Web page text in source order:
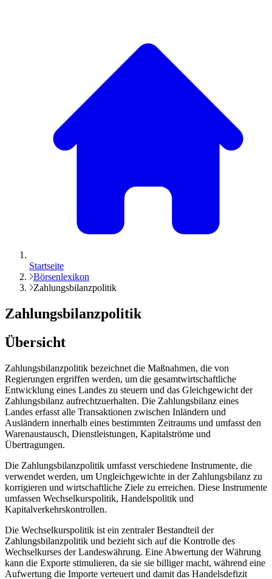
Startseite
Börsenlexikon
Zahlungsbilanzpolitik
Zahlungsbilanzpolitik
Übersicht
Zahlungsbilanzpolitik bezeichnet die Maßnahmen, die von
Regierungen ergriffen werden, um die gesamtwirtschaftliche
Entwicklung eines Landes zu steuern und das Gleichgewicht der
Zahlungsbilanz aufrechtzuerhalten. Die Zahlungsbilanz eines
Landes erfasst alle Transaktionen zwischen Inländern und
Ausländern innerhalb eines bestimmten Zeitraums und umfasst den
Warenaustausch, Dienstleistungen, Kapitalströme und
Übertragungen.
Die Zahlungsbilanzpolitik umfasst verschiedene Instrumente, die
verwendet werden, um Ungleichgewichte in der Zahlungsbilanz zu
korrigieren und wirtschaftliche Ziele zu erreichen. Diese Instrumente
umfassen Wechselkurspolitik, Handelspolitik und
Kapitalverkehrskontrollen.
Die Wechselkurspolitik ist ein zentraler Bestandteil der
Zahlungsbilanzpolitik und bezieht sich auf die Kontrolle des
Wechselkurses der Landeswährung. Eine Abwertung der Währung
kann die Exporte stimulieren, da sie sie billiger macht, während eine
Aufwertung die Importe verteuert und damit das Handelsdefizit